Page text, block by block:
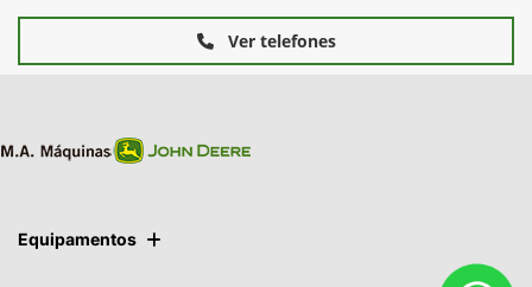
Ver telefones
Equipamentos